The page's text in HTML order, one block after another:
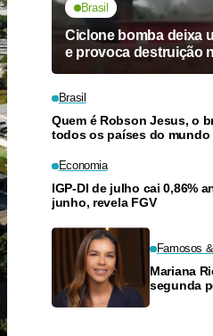
Brasil
Ciclone bomba deixa
e provoca destruição
Brasil
Quem é Robson Jesus, o
todos os países do mundo
Economia
IGP-DI de julho cai 0,86%
junho, revela FGV
Famosos
Mariana
segunda